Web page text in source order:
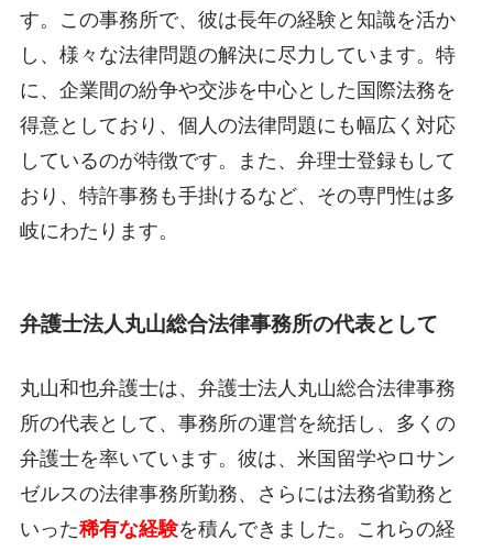
す。この事務所で、彼は長年の経験と知識を活か
し、様々な法律問題の解決に尽力しています。特
に、企業間の紛争や交渉を中心とした国際法務を
得意としており、個人の法律問題にも幅広く対応
しているのが特徴です。また、弁理士登録もして
おり、特許事務も手掛けるなど、その専門性は多
岐にわたります。
弁護士法人丸山総合法律事務所の代表として
丸山和也弁護士は、弁護士法人丸山総合法律事務
所の代表として、事務所の運営を統括し、多くの
弁護士を率いています。彼は、米国留学やロサン
ゼルスの法律事務所勤務、さらには法務省勤務と
いった稀有な経験を積んできました。これらの経